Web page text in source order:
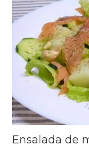
Ensalada de